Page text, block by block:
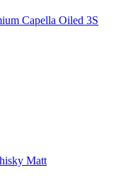
Capella Oiled 3S
Matt